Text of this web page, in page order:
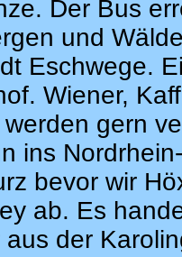
Der Bus
und
Eschwege.
Wiener,
gern
ins
bevor wir
ab. Es
der